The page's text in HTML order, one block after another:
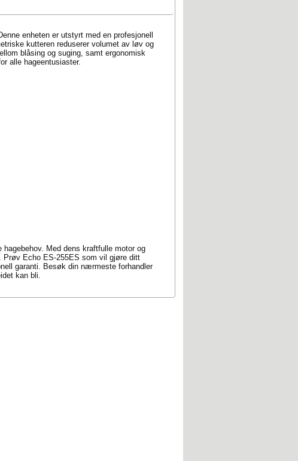
enheten er utstyrt med en profesjonell
kutteren reduserer volumet av løv og
blåsing og suging, samt ergonomisk
alle hageentusiaster.
Med dens kraftfulle motor og
Prøv Echo ES-255ES som vil gjøre ditt
garanti. Besøk din nærmeste forhandler
kan bli.